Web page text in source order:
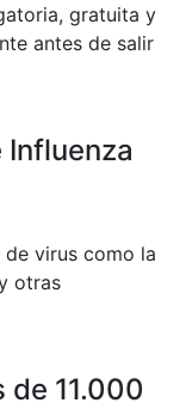
gratuita y
antes de salir
Influenza
virus como la
otras
de 11.000